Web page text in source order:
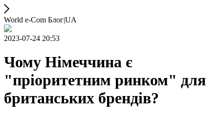
World e-Com Блог|UA
2023-07-24 20:53
Чому Німеччина є
"пріоритетним ринком" для
британських брендів?